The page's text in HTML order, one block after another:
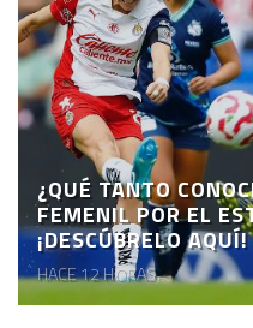
¿QUÉ TANTO
FEMENIL POR EL
¡DESCÚBRELO AQUÍ!
HACE 12 HORAS